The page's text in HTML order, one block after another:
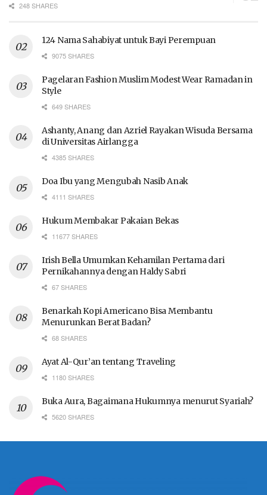
248 SHARES
124 Nama Sahabiyat untuk Bayi Perempuan
9075 SHARES
Pagelaran Fashion Muslim Modest Wear Ramadan in
Style
649 SHARES
Ashanty, Anang dan Azriel Rayakan Wisuda Bersama
di Universitas Airlangga
4385 SHARES
Doa Ibu yang Mengubah Nasib Anak
4111 SHARES
Hukum Membakar Pakaian Bekas
11677 SHARES
Irish Bella Umumkan Kehamilan Pertama dari
Pernikahannya dengan Haldy Sabri
67 SHARES
Benarkah Kopi Americano Bisa Membantu
Menurunkan Berat Badan?
68 SHARES
Ayat Al-Qur’an tentang Traveling
1180 SHARES
Buka Aura, Bagaimana Hukumnya menurut Syariah?
5620 SHARES